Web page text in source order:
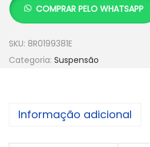
COMPRAR PELO WHATSAPP
SKU: 8R0199381E
Categoria: Suspensão
Informação adicional